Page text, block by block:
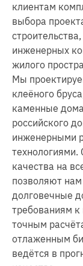
клиентам
выбора
инженерных
жилого
Мы
клеёного
каменные
российского
инженерными
технологиями.
качества на
позволяют
долговечные
требованиям к
точным
отлаженным
ведётся в